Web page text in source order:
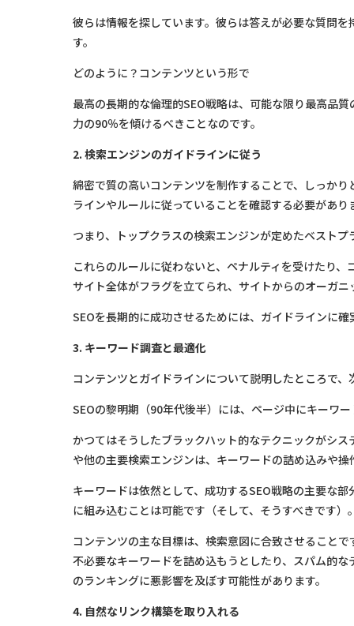
彼らは情報を探しています。彼らは答えが必要な質問
す。
どのように？コンテンツという形で
最高の長期的な倫理的SEO戦略は、可能な限り最高品
力の90％を傾けるべきことなのです。
2. 検索エンジンのガイドラインに従う
綿密で質の高いコンテンツを制作することで、しっか
ラインやルールに従っていることを確認する必要があり
つまり、トップクラスの検索エンジンが定めたベスト
これらのルールに従わないと、ペナルティを受けたり
サイト全体がフラグを立てられ、サイトからのオーガ
SEOを長期的に成功させるためには、ガイドラインに
3. キーワード調査と最適化
コンテンツとガイドラインについて説明したところで
SEOの黎明期（90年代後半）には、ページ中にキーワ
かつてはそうしたブラックハット的なテクニックがシ
や他の主要検索エンジンは、キーワードの詰め込みや
キーワードは依然として、成功するSEO戦略の主要な
に組み込むことは可能です（そして、そうすべきです）
コンテンツの主な目標は、検索意図に合致させること
不必要なキーワードを詰め込もうとしたり、スパム的
のランキングに悪影響を及ぼす可能性があります。
4. 自然なリンク構築を取り入れる